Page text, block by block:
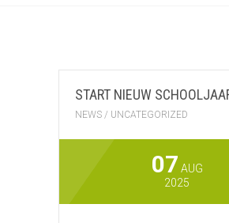
START NIEUW
NEWS / UNCATEGORIZED
07 AUG
2025